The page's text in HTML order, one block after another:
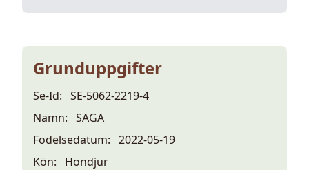
Grunduppgifter
Se-Id: SE-5062-2219-4
Namn: SAGA
Födelsedatum: 2022-05-19
Kön:
Hondjur